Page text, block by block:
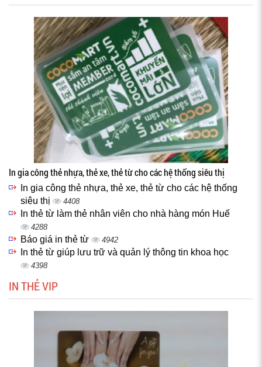
In gia công thẻ nhựa, thẻ xe, thẻ từ cho các hệ thống siêu thị
In gia công thẻ nhựa, thẻ xe, thẻ từ cho các hệ thống
siêu thị
4408
In thẻ từ làm thẻ nhân viên cho nhà hàng món Huế
4288
Báo giá in thẻ từ 4942
In thẻ từ giúp lưu trữ và quản lý thông tin khoa học
4398
IN THẺ VIP